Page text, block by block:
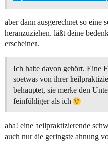
aber dann ausgerechnet so eine
heranzuziehen, läßt deine
erscheinen.
Ich habe davon gehört. Eine
soetwas von ihrer
behauptet, sie merke den
feinfühliger als ich
aha! eine heilpraktizierende
auch nur die geringste ahnung